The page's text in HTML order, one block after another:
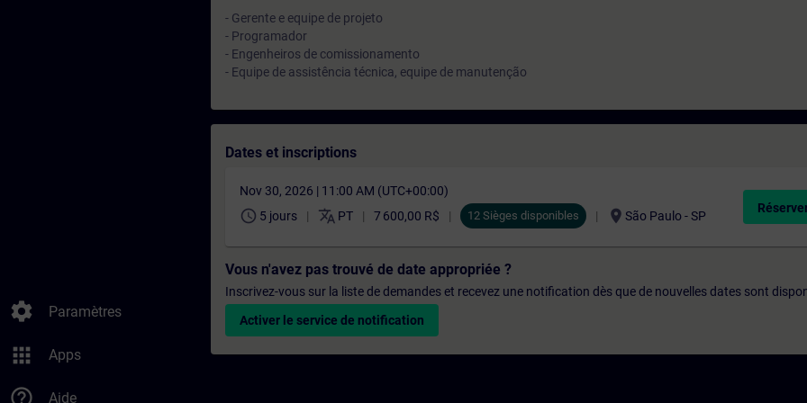
settings Paramètres
apps Apps
help_outline Aide
- Gerente e equipe de projeto
- Programador
- Engenheiros de comissionamento
- Equipe de assistência técnica, equipe de manutenção
Dates et inscriptions
Nov 30, 2026 | 11:00 AM (UTC+00:00)
schedule 5 jours translate PT 7 600,00 R$ 12 Sièges disponibles location_on São Paulo - SP
Vous n'avez pas trouvé de date appropriée ?
Inscrivez-vous sur la liste de demandes et recevez une notification dès que de nouvelles dates sont
Activer le service de notification